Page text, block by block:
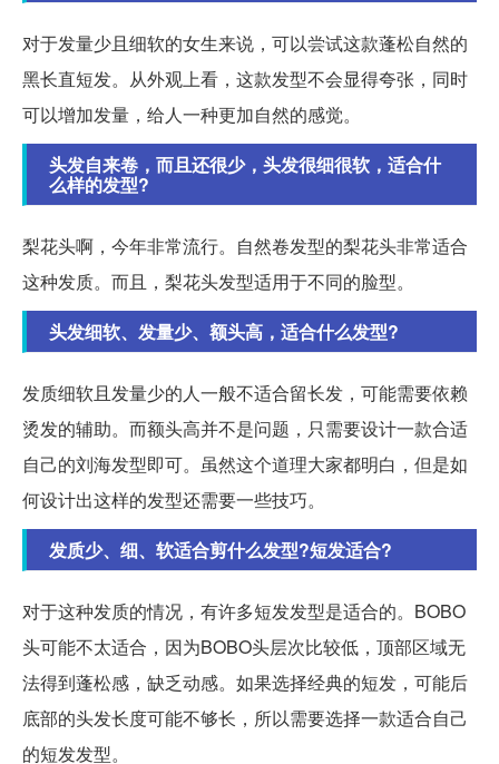
对于发量少且细软的女生来说，可以尝试这款蓬松自然的
黑长直短发。从外观上看，这款发型不会显得夸张，同时
可以增加发量，给人一种更加自然的感觉。
头发自来卷，而且还很少，头发很细很软，适合什
么样的发型?
梨花头啊，今年非常流行。自然卷发型的梨花头非常适合
这种发质。而且，梨花头发型适用于不同的脸型。
头发细软、发量少、额头高，适合什么发型?
发质细软且发量少的人一般不适合留长发，可能需要依赖
烫发的辅助。而额头高并不是问题，只需要设计一款合适
自己的刘海发型即可。虽然这个道理大家都明白，但是如
何设计出这样的发型还需要一些技巧。
发质少、细、软适合剪什么发型?短发适合?
对于这种发质的情况，有许多短发发型是适合的。BOBO
头可能不太适合，因为BOBO头层次比较低，顶部区域无
法得到蓬松感，缺乏动感。如果选择经典的短发，可能后
底部的头发长度可能不够长，所以需要选择一款适合自己
的短发发型。